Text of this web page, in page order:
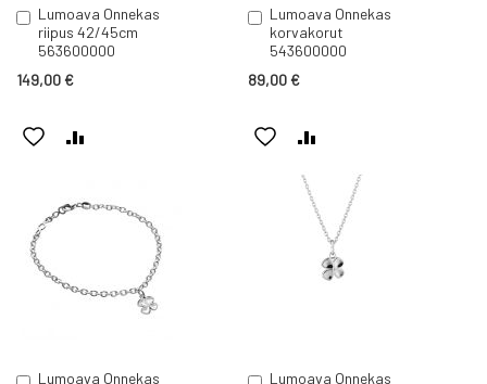
Lumoava Onnekas
riipus 42/45cm
563600000
149,00 €
Lisää
ostoskoriin
LISÄÄ
Lumoava Onnekas
korvakorut
543600000
89,00 €
Lisää
ostoskoriin
LISÄÄ
TOIVELISTAAN
VERTAILUUN
Lumoava Onnekas
Lisää Lumoava Onnekas
Lisää